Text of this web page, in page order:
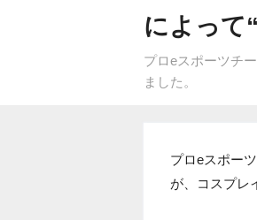
によって
プロeスポーツチ
ました。
プロeスポー
が、コスプレ